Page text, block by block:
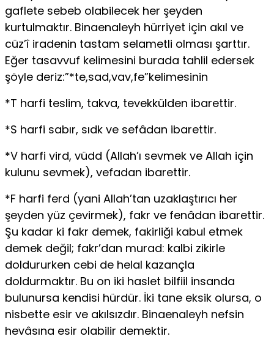
gaflete sebeb olabilecek her şeyden
kurtulmaktır. Binaenaleyh hürriyet için akıl ve
cüz’î iradenin tastam selametli olması şarttır.
Eğer tasavvuf kelimesini burada tahlil edersek
şöyle deriz:”*te,sad,vav,fe”kelimesinin
*T harfi teslim, takva, tevekkülden ibarettir.
*S harfi sabır, sıdk ve sefâdan ibarettir.
*V harfi vird, vüdd (Allah’ı sevmek ve Allah için
kulunu sevmek), vefadan ibarettir.
*F harfi ferd (yani Allah’tan uzaklaştırıcı her
şeyden yüz çevirmek), fakr ve fenâdan ibarettir.
Şu kadar ki fakr demek, fakirliği kabul etmek
demek değil; fakr’dan murad: kalbi zikirle
doldururken cebi de helal kazançla
doldurmaktır. Bu on iki haslet bilfiil insanda
bulunursa kendisi hürdür. İki tane eksik olursa, o
nisbette esir ve akılsızdır. Binaenaleyh nefsin
hevâsına esir olabilir demektir.